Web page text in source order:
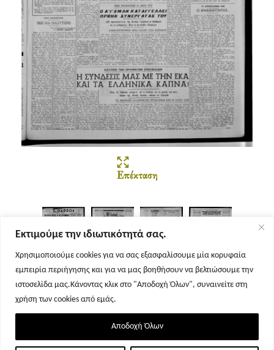
Εκτιμούμε την ιδιωτικότητά σας.
Χρησιμοποιούμε cookies για να σας εξασφαλίσουμε μία κορυφαία
εμπειρία περιήγησης και για να μας βοηθήσουν να βελτιώσουμε την
ιστοσελίδα μας.Κάνοντας κλικ στο "Αποδοχή Όλων", συναινείτε στη
χρήση των cookies από εμάς.
Αποδοχή Όλων
Επέκταση
Σελίδα 1 Σελίδα 2 Σελίδα 3 Σελίδα 4